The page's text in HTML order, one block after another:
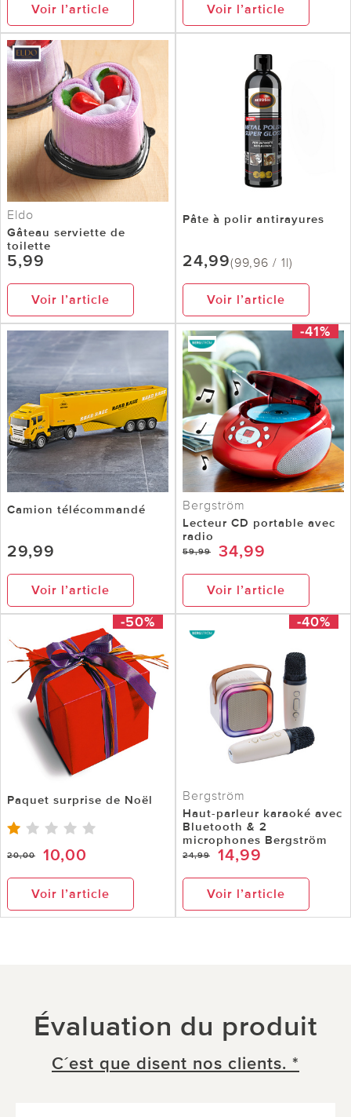
Voir l’article Voir l’article
Eldo
Gâteau serviette de
toilette
5,99
Voir l’article
Pâte à polir antirayures
24,99(99,96 / 1l)
Voir l’article
Camion télécommandé
29,99
Voir l’article
-41%
Bergström
Lecteur CD portable avec
radio
59,99 34,99
Voir l’article
-50%
Paquet surprise de Noël
20,00 10,00
Voir l’article
-40%
Bergström
Haut-parleur karaoké avec
Bluetooth & 2
microphones Bergström
24,99 14,99
Voir l’article
Évaluation du produit
C´est que disent nos clients. *